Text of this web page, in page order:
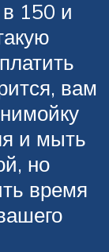
150 и
вам
и мыть
но
время